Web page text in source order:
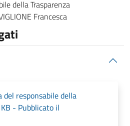
della Trasparenza
Francesca
del responsabile della
- Pubblicato il